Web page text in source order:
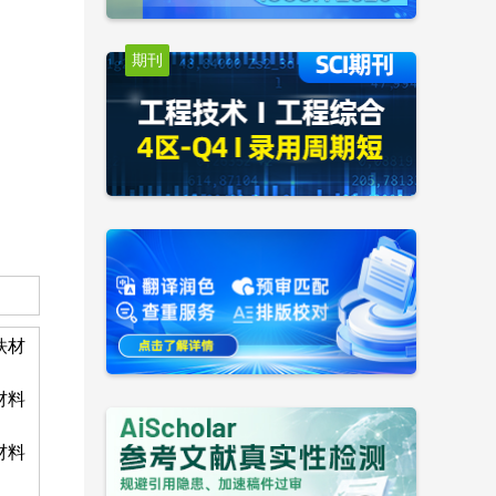
材
料
料
期刊